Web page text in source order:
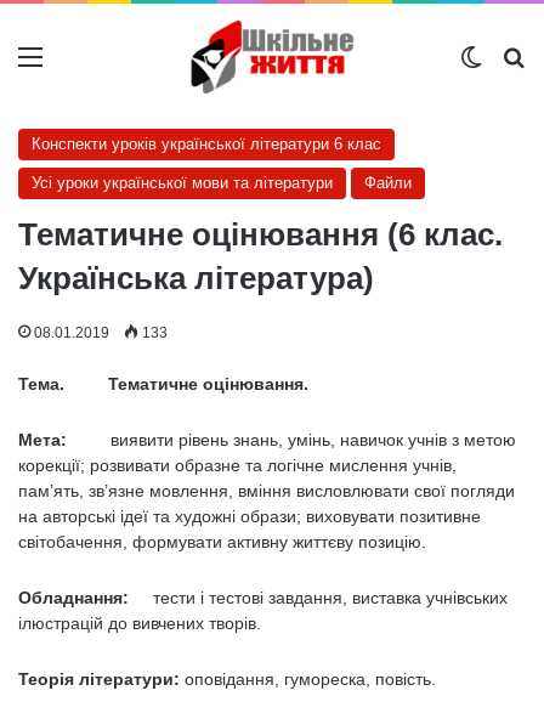
Меню
Конспекти уроків української літератури 6 клас
Усі уроки української мови та літератури Файли
Тематичне оцінювання (6 клас.
Українська література)
08.01.2019 133
Тема. Тематичне оцінювання.
Мета: виявити рівень знань, умінь, навичок учнів з метою
корекції; розвивати образне та логічне мислення учнів,
пам’ять, зв’язне мовлення, вміння висловлювати свої погляди
на авторські ідеї та художні образи; виховувати позитивне
світобачення, формувати активну життєву позицію.
Обладнання: тести і тестові завдання, виставка учнівських
ілюстрацій до вивчених творів.
Теорія літератури: оповідання, гумореска, повість.